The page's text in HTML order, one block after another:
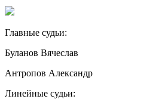
Главные судьи:
Буланов Вячеслав
Антропов Александр
Линейные судьи: